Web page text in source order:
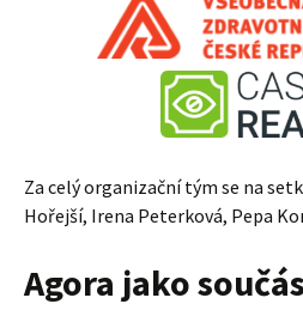
Za celý organizační tým se na
Hořejší, Irena Peterková, Pepa
Agora jako